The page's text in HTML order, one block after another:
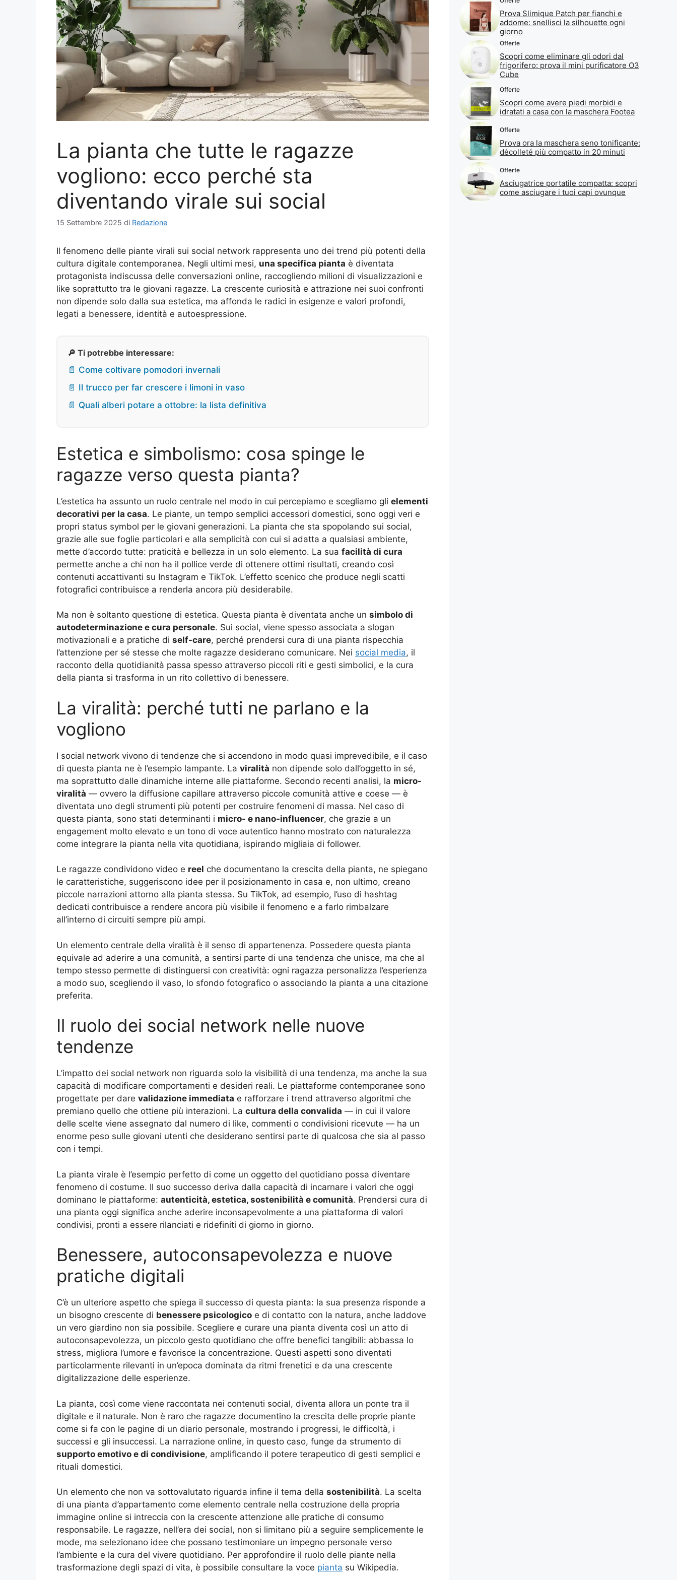
La pianta che tutte le ragazze
vogliono: ecco perché sta
diventando virale sui social
15 Settembre 2025 di Redazione
Il fenomeno delle piante virali sui social network rappresenta uno dei trend più potenti della
cultura digitale contemporanea. Negli ultimi mesi, una specifica pianta è diventata
protagonista indiscussa delle conversazioni online, raccogliendo milioni di visualizzazioni e
like soprattutto tra le giovani ragazze. La crescente curiosità e attrazione nei suoi confronti
non dipende solo dalla sua estetica, ma affonda le radici in esigenze e valori profondi,
legati a benessere, identità e autoespressione.
🔎 Ti potrebbe interessare:
📄 Come coltivare pomodori invernali
📄 Il trucco per far crescere i limoni in vaso
📄 Quali alberi potare a ottobre: la lista definitiva
Estetica e simbolismo: cosa spinge le
ragazze verso questa pianta?
L’estetica ha assunto un ruolo centrale nel modo in cui percepiamo e scegliamo gli elementi
decorativi per la casa. Le piante, un tempo semplici accessori domestici, sono oggi veri e
propri status symbol per le giovani generazioni. La pianta che sta spopolando sui social,
grazie alle sue foglie particolari e alla semplicità con cui si adatta a qualsiasi ambiente,
mette d’accordo tutte: praticità e bellezza in un solo elemento. La sua facilità di cura
permette anche a chi non ha il pollice verde di ottenere ottimi risultati, creando così
contenuti accattivanti su Instagram e TikTok. L’effetto scenico che produce negli scatti
fotografici contribuisce a renderla ancora più desiderabile.
Ma non è soltanto questione di estetica. Questa pianta è diventata anche un simbolo di
autodeterminazione e cura personale. Sui social, viene spesso associata a slogan
motivazionali e a pratiche di self-care, perché prendersi cura di una pianta rispecchia
l’attenzione per sé stesse che molte ragazze desiderano comunicare. Nei social media, il
racconto della quotidianità passa spesso attraverso piccoli riti e gesti simbolici, e la cura
della pianta si trasforma in un rito collettivo di benessere.
La viralità: perché tutti ne parlano e la
vogliono
I social network vivono di tendenze che si accendono in modo quasi imprevedibile, e il caso
di questa pianta ne è l’esempio lampante. La viralità non dipende solo dall’oggetto in sé,
ma soprattutto dalle dinamiche interne alle piattaforme. Secondo recenti analisi, la micro-
viralità — ovvero la diffusione capillare attraverso piccole comunità attive e coese — è
diventata uno degli strumenti più potenti per costruire fenomeni di massa. Nel caso di
questa pianta, sono stati determinanti i micro- e nano-influencer, che grazie a un
engagement molto elevato e un tono di voce autentico hanno mostrato con naturalezza
come integrare la pianta nella vita quotidiana, ispirando migliaia di follower.
Le ragazze condividono video e reel che documentano la crescita della pianta, ne spiegano
le caratteristiche, suggeriscono idee per il posizionamento in casa e, non ultimo, creano
piccole narrazioni attorno alla pianta stessa. Su TikTok, ad esempio, l’uso di hashtag
dedicati contribuisce a rendere ancora più visibile il fenomeno e a farlo rimbalzare
all’interno di circuiti sempre più ampi.
Un elemento centrale della viralità è il senso di appartenenza. Possedere questa pianta
equivale ad aderire a una comunità, a sentirsi parte di una tendenza che unisce, ma che al
tempo stesso permette di distinguersi con creatività: ogni ragazza personalizza l’esperienza
a modo suo, scegliendo il vaso, lo sfondo fotografico o associando la pianta a una citazione
preferita.
Il ruolo dei social network nelle nuove
tendenze
L’impatto dei social network non riguarda solo la visibilità di una tendenza, ma anche la sua
capacità di modificare comportamenti e desideri reali. Le piattaforme contemporanee sono
progettate per dare validazione immediata e rafforzare i trend attraverso algoritmi che
premiano quello che ottiene più interazioni. La cultura della convalida — in cui il valore
delle scelte viene assegnato dal numero di like, commenti o condivisioni ricevute — ha un
enorme peso sulle giovani utenti che desiderano sentirsi parte di qualcosa che sia al passo
con i tempi.
La pianta virale è l’esempio perfetto di come un oggetto del quotidiano possa diventare
fenomeno di costume. Il suo successo deriva dalla capacità di incarnare i valori che oggi
dominano le piattaforme: autenticità, estetica, sostenibilità e comunità. Prendersi cura di
una pianta oggi significa anche aderire inconsapevolmente a una piattaforma di valori
condivisi, pronti a essere rilanciati e ridefiniti di giorno in giorno.
Benessere, autoconsapevolezza e nuove
pratiche digitali
C’è un ulteriore aspetto che spiega il successo di questa pianta: la sua presenza risponde a
un bisogno crescente di benessere psicologico e di contatto con la natura, anche laddove
un vero giardino non sia possibile. Scegliere e curare una pianta diventa così un atto di
autoconsapevolezza, un piccolo gesto quotidiano che offre benefici tangibili: abbassa lo
stress, migliora l’umore e favorisce la concentrazione. Questi aspetti sono diventati
particolarmente rilevanti in un’epoca dominata da ritmi frenetici e da una crescente
digitalizzazione delle esperienze.
La pianta, così come viene raccontata nei contenuti social, diventa allora un ponte tra il
digitale e il naturale. Non è raro che ragazze documentino la crescita delle proprie piante
come si fa con le pagine di un diario personale, mostrando i progressi, le difficoltà, i
successi e gli insuccessi. La narrazione online, in questo caso, funge da strumento di
supporto emotivo e di condivisione, amplificando il potere terapeutico di gesti semplici e
rituali domestici.
Un elemento che non va sottovalutato riguarda infine il tema della sostenibilità. La scelta
di una pianta d’appartamento come elemento centrale nella costruzione della propria
immagine online si intreccia con la crescente attenzione alle pratiche di consumo
responsabile. Le ragazze, nell’era dei social, non si limitano più a seguire semplicemente le
mode, ma selezionano idee che possano testimoniare un impegno personale verso
l’ambiente e la cura del vivere quotidiano. Per approfondire il ruolo delle piante nella
trasformazione degli spazi di vita, è possibile consultare la voce pianta su Wikipedia.
Prova Slimique Patch per fianchi e
addome: snellisci la silhouette ogni
giorno
Offerte
Scopri come eliminare gli odori dal
frigorifero: prova il mini purificatore O3
Cube
Offerte
Scopri come avere piedi morbidi e
idratati a casa con la maschera Footea
Offerte
Prova ora la maschera seno tonificante:
décolleté più compatto in 20 minuti
Offerte
Asciugatrice portatile compatta: scopri
come asciugare i tuoi capi ovunque